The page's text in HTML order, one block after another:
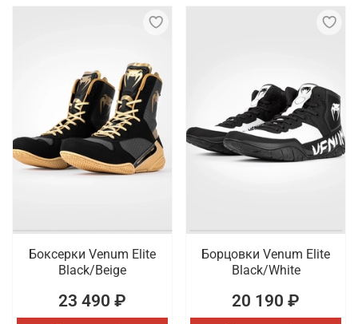
Боксерки Venum Elite
Black/Beige
23 490 ₽
Борцовки Venum Elite
Black/White
20 190 ₽